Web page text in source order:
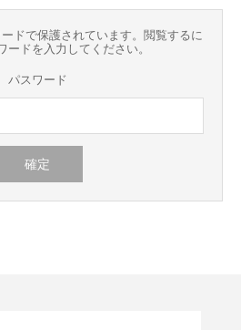
ドで保護されています。閲覧するに
ードを入力してください。
パスワード